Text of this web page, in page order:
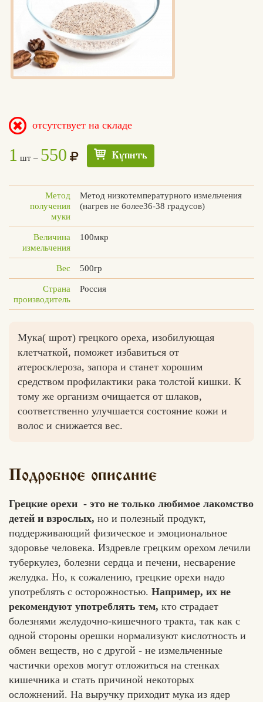
Едлин
отсутствует на складе
1 шт – 550 Купить
Метод
получения
муки
Метод низкотемпературного измельчения
(нагрев не более36-38 градусов)
Величина
измельчения
100мкр
Вес 500гр
Страна
производитель
Россия
Мука( шрот) грецкого ореха, изобилующая
клетчаткой, поможет избавиться от
атеросклероза, запора и станет хорошим
средством профилактики рака толстой кишки. К
тому же организм очищается от шлаков,
соответственно улучшается состояние кожи и
волос и снижается вес.
Подробное описание
Грецкие орехи - это не только любимое лакомство
детей и взрослых, но и полезный продукт,
поддерживающий физическое и эмоциональное
здоровье человека. Издревле грецким орехом лечили
туберкулез, болезни сердца и печени, несварение
желудка. Но, к сожалению, грецкие орехи надо
употреблять с осторожностью. Например, их не
рекомендуют употреблять тем, кто страдает
болезнями желудочно-кишечного тракта, так как с
одной стороны орешки нормализуют кислотность и
обмен веществ, но с другой - не измельченные
частички орехов могут отложиться на стенках
кишечника и стать причиной некоторых
осложнений. На выручку приходит мука из ядер